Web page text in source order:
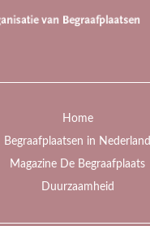
Home
Begraafplaatsen in Nederland
Magazine De Begraafplaats
Duurzaamheid